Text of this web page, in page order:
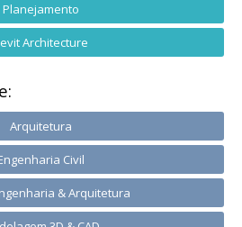
Planejamento
Architecture
Arquitetura
Civil
& Arquitetura